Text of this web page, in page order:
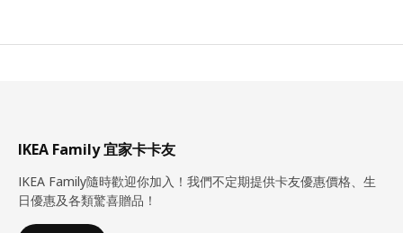
IKEA Family 宜家卡卡友
IKEA Family隨時歡迎你加入！我們不定期提供卡友優惠價格、生
日優惠及各類驚喜贈品！